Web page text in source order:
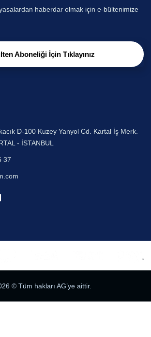
haberdar olmak için e-bültenimize
Aboneliği İçin Tıklayınız
D-100 Kuzey Yanyol Cd. Kartal İş Merk.
- İSTANBUL
37
© Tüm hakları AG’ye aittir.